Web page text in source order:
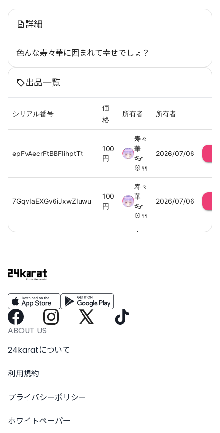
詳細
色んな寿々華に囲まれて幸せでしょ？
出品一覧
シリアル番号
価
格
所有者 所有者
epFvAecrFtBBFIihptTt
100
円
寿々
華
👓
🐰🍴
2026/07/06
7GqvIaEXGv6iJxwZIuwu
100
円
寿々
華
👓
🐰🍴
2026/07/06
寿々
ABOUT US
24karatについて
利用規約
プライバシーポリシー
ホワイトペーパー